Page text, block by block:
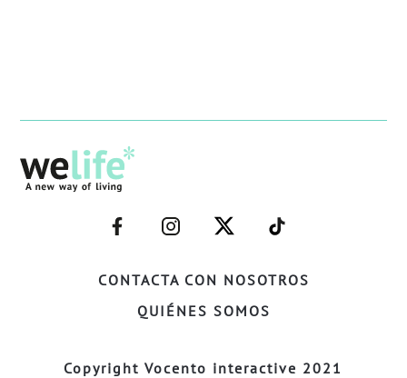
CONTACTA CON NOSOTROS
QUIÉNES SOMOS
–
FACEBOOK–
–
INSTAGRAM–
–
TWITTER–
–
WELIFE–
Copyright Vocento interactive 2021